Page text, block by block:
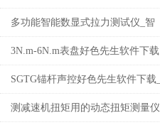
动扭力放大器
多功能智能数显式拉力测试仪_智
能数字拉仪规格品牌
3N.m-6N.m表盘好色先生软件下载
脚手架外六角螺丝安装表盘扭矩扳
手厂家
SGTG锚杆声控好色先生软件下载_
手动煤矿安装预置式扭矩扳手价格
测减速机扭矩用的动态扭矩测量仪